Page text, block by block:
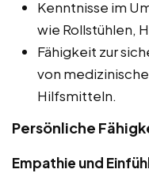
Kenntnisse im
wie Rollstühlen,
Fähigkeit zur
von
Hilfsmitteln.
Persönliche
Empathie und